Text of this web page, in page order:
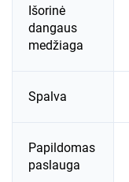
Išorinė
dangaus
medžiaga
Spalva
Papildomas
paslauga